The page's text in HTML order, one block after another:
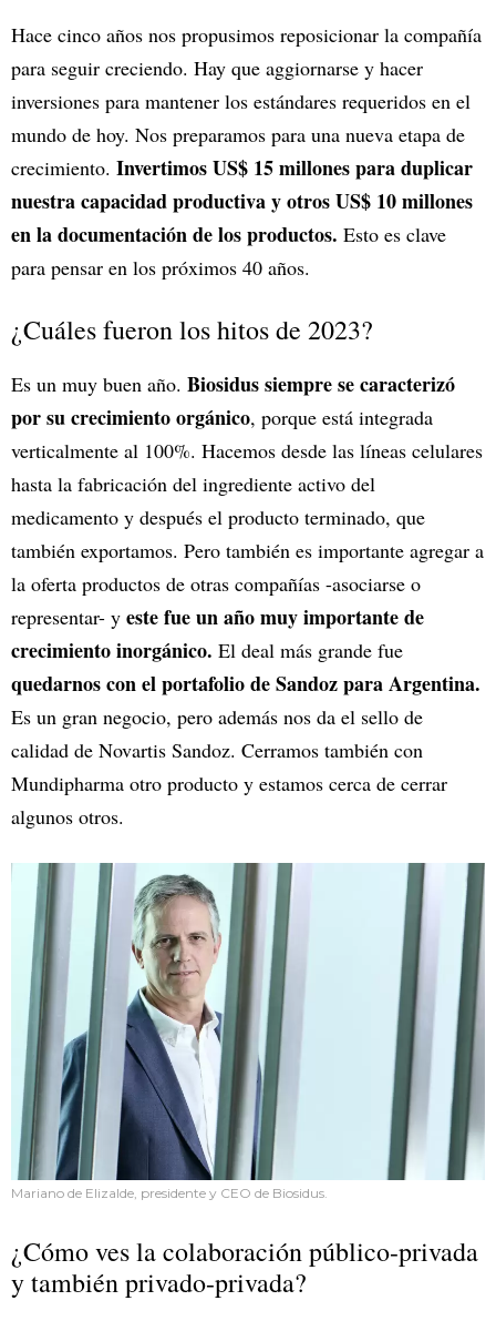
Hace cinco años nos propusimos reposicionar la compañía
para seguir creciendo. Hay que aggiornarse y hacer
inversiones para mantener los estándares requeridos en el
mundo de hoy. Nos preparamos para una nueva etapa de
crecimiento. Invertimos US$ 15 millones para duplicar
nuestra capacidad productiva y otros US$ 10 millones
en la documentación de los productos. Esto es clave
para pensar en los próximos 40 años.
¿Cuáles fueron los hitos de 2023?
Es un muy buen año. Biosidus siempre se caracterizó
por su crecimiento orgánico, porque está integrada
verticalmente al 100%. Hacemos desde las líneas celulares
hasta la fabricación del ingrediente activo del
medicamento y después el producto terminado, que
también exportamos. Pero también es importante agregar a
la oferta productos de otras compañías -asociarse o
representar- y este fue un año muy importante de
crecimiento inorgánico. El deal más grande fue
quedarnos con el portafolio de Sandoz para Argentina.
Es un gran negocio, pero además nos da el sello de
calidad de Novartis Sandoz. Cerramos también con
Mundipharma otro producto y estamos cerca de cerrar
algunos otros.
Mariano de Elizalde, presidente y CEO de Biosidus.
¿Cómo ves la colaboración público-privada
y también privado-privada?